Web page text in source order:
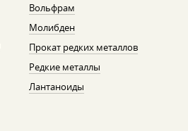
Вольфрам
Молибден
Прокат редких металлов
Редкие металлы
Лантаноиды